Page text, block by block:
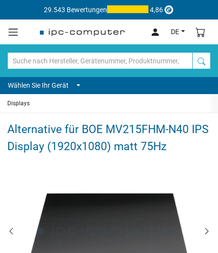
29.543 Bewertungen 4,86
DE
Wählen Sie Ihr Gerät
Displays
Alternative für BOE MV215FHM-N40 IPS
Display (1920x1080) matt 75Hz